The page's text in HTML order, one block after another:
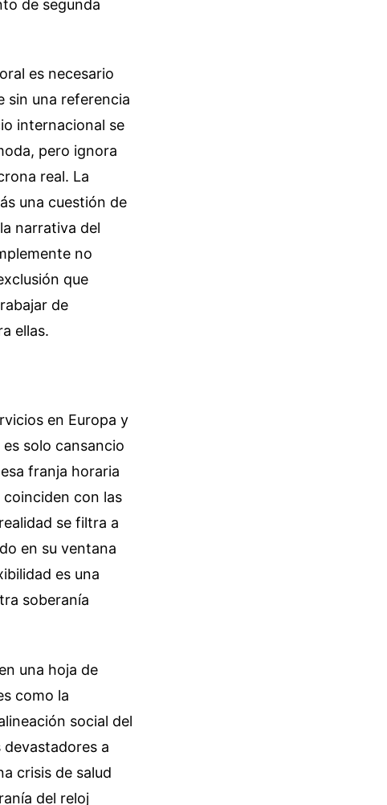
de segunda
es necesario
sin una referencia
internacional se
pero ignora
real. La
una cuestión de
narrativa del
no
que
de
ellas.
en Europa y
solo cansancio
franja horaria
con las
se filtra a
en su ventana
es una
soberanía
una hoja de
como la
social del
a
crisis de salud
del reloj